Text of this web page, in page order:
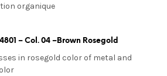
organique
– Col. 04 –Brown Rosegold
in rosegold color of metal and